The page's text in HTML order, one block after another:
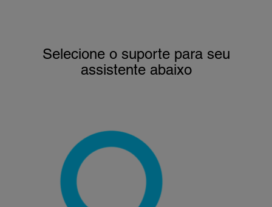
Selecione o suporte para seu
assistente abaixo